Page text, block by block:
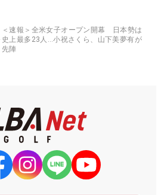
＜速報＞全米女子オープン開幕 日本勢は
史上最多23人…小祝さくら、山下美夢有が
先陣